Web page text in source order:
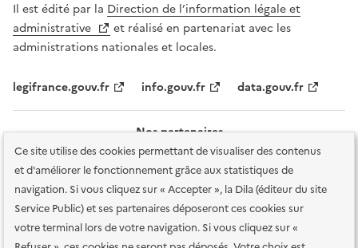
Ce site utilise des cookies permettant de visualiser des contenus
et d'améliorer le fonctionnement grâce aux statistiques de
navigation. Si vous cliquez sur « Accepter », la Dila (éditeur du site
Service Public) et ses partenaires déposeront ces cookies sur
votre terminal lors de votre navigation. Si vous cliquez sur «
Il est édité par la Direction de l’information légale et
administrative
et réalisé en partenariat avec les
administrations nationales et locales.
legifrance.gouv.fr info.gouv.fr data.gouv.fr
Nos partenaires
Plan du site Accessibilité : totalement conforme Accessibilité des